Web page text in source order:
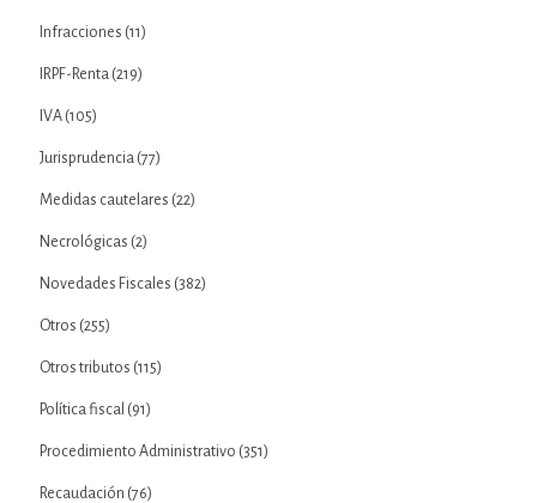
Infracciones (11)
IRPF-Renta (219)
IVA (105)
Jurisprudencia (77)
Medidas cautelares (22)
Necrológicas (2)
Novedades Fiscales (382)
Otros (255)
Otros tributos (115)
Política fiscal (91)
Procedimiento Administrativo (351)
Recaudación (76)